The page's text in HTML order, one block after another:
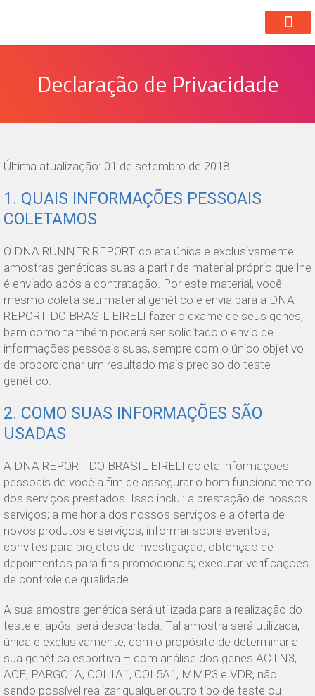
Declaração de Privacidade
Última atualização: 01 de setembro de 2018
1. QUAIS INFORMAÇÕES PESSOAIS
COLETAMOS
O DNA RUNNER REPORT coleta única e exclusivamente
amostras genéticas suas a partir de material próprio que lhe
é enviado após a contratação. Por este material, você
mesmo coleta seu material genético e envia para a DNA
REPORT DO BRASIL EIRELI fazer o exame de seus genes,
bem como também poderá ser solicitado o envio de
informações pessoais suas, sempre com o único objetivo
de proporcionar um resultado mais preciso do teste
genético.
2. COMO SUAS INFORMAÇÕES SÃO
USADAS
A DNA REPORT DO BRASIL EIRELI coleta informações
pessoais de você a fim de assegurar o bom funcionamento
dos serviços prestados. Isso inclui: a prestação de nossos
serviços; a melhoria dos nossos serviços e a oferta de
novos produtos e serviços; informar sobre eventos;
convites para projetos de investigação, obtenção de
depoimentos para fins promocionais; executar verificações
de controle de qualidade.
A sua amostra genética será utilizada para a realização do
teste e, após, será descartada. Tal amostra será utilizada,
única e exclusivamente, com o propósito de determinar a
sua genética esportiva – com análise dos genes ACTN3,
ACE, PARGC1A, COL1A1, COL5A1, MMP3 e VDR, não
sendo possível realizar qualquer outro tipo de teste ou